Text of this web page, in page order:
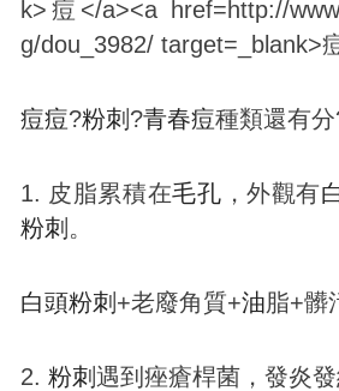
痘痘?粉刺 ?青春痘種類還有
1. 皮脂累積在毛孔 ，外觀有
粉刺 。
白頭粉刺 +老廢角質+油脂+
2. 粉刺遇到痤瘡桿菌，發炎